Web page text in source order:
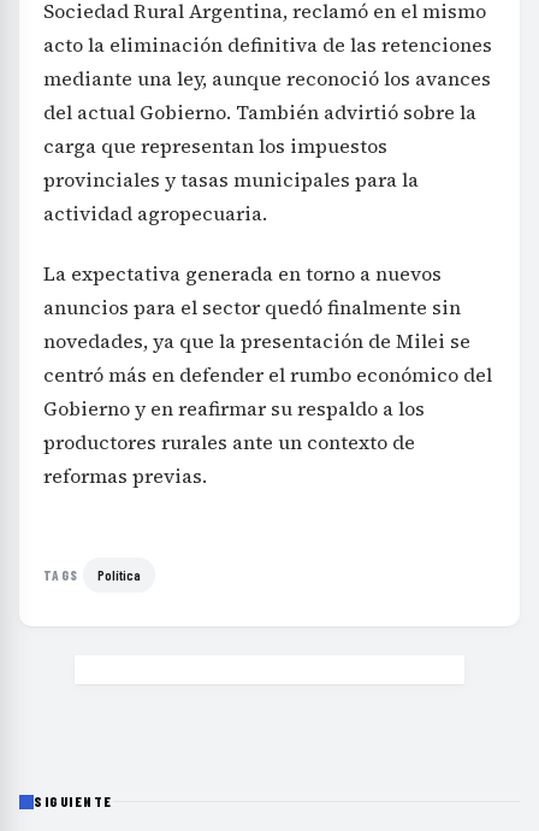
Sociedad Rural Argentina, reclamó en el mismo
acto la eliminación definitiva de las retenciones
mediante una ley, aunque reconoció los avances
del actual Gobierno. También advirtió sobre la
carga que representan los impuestos
provinciales y tasas municipales para la
actividad agropecuaria.
La expectativa generada en torno a nuevos
anuncios para el sector quedó finalmente sin
novedades, ya que la presentación de Milei se
centró más en defender el rumbo económico del
Gobierno y en reafirmar su respaldo a los
productores rurales ante un contexto de
reformas previas.
TAGS Política
SIGUIENTE